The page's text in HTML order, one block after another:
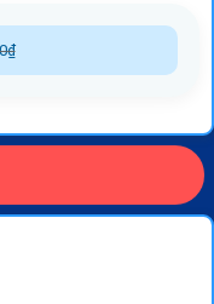
₫